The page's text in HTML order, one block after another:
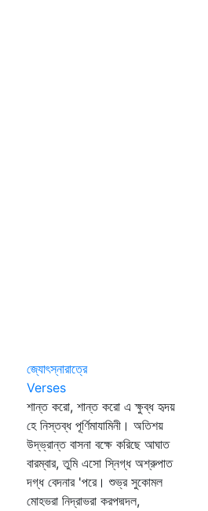
জ্যোৎস্নারাত্রে
Verses
শান্ত করো, শান্ত করো এ ক্ষুব্ধ হৃদয়
হে নিস্তব্ধ পূর্ণিমাযামিনী। অতিশয়
উদ্‌ভ্রান্ত বাসনা বক্ষে করিছে আঘাত
বারম্বার, তুমি এসো স্নিগ্ধ অশ্রুপাত
দগ্ধ বেদনার 'পরে। শুভ্র সুকোমল
মোহভরা নিদ্রাভরা করপদ্মদল,